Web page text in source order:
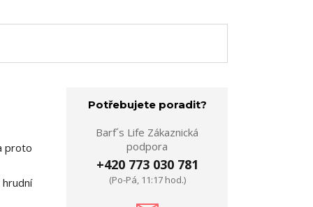
proto
Potřebujete poradit?
Barf´s Life Zákaznická
podpora
+420 773 030 781
(Po-Pá, 11:17 hod.)